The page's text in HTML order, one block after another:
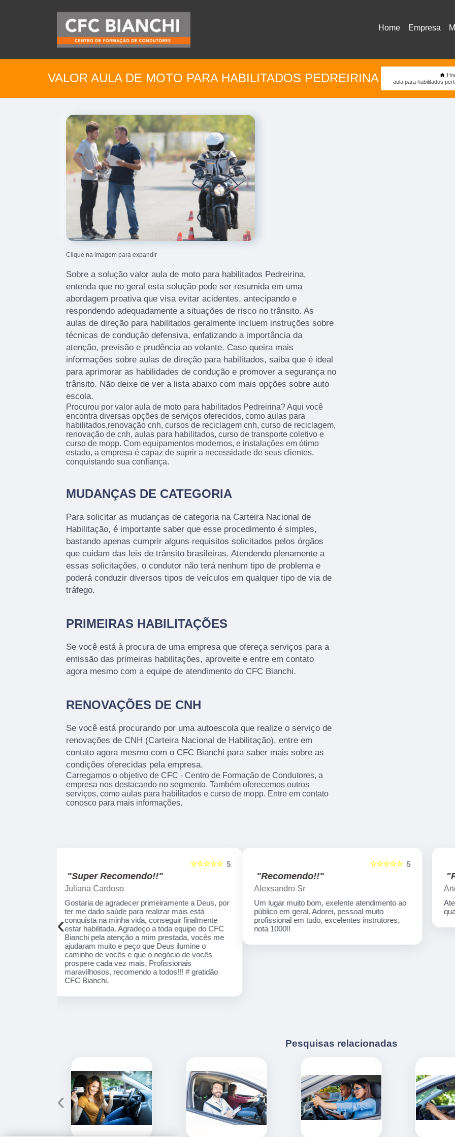
Home Empresa
VALOR AULA DE MOTO PARA HABILITADOS PEDREIRINA
aula para habilitados
Clique na imagem para expandir
Sobre a solução valor aula de moto para habilitados Pedreirina,
entenda que no geral esta solução pode ser resumida em uma
abordagem proativa que visa evitar acidentes, antecipando e
respondendo adequadamente a situações de risco no trânsito. As
aulas de direção para habilitados geralmente incluem instruções sobre
técnicas de condução defensiva, enfatizando a importância da
atenção, previsão e prudência ao volante. Caso queira mais
informações sobre aulas de direção para habilitados, saiba que é ideal
para aprimorar as habilidades de condução e promover a segurança no
trânsito. Não deixe de ver a lista abaixo com mais opções sobre auto
escola.
Procurou por valor aula de moto para habilitados Pedreirina? Aqui você
encontra diversas opções de serviços oferecidos, como aulas para
habilitados,renovação cnh, cursos de reciclagem cnh, curso de reciclagem,
renovação de cnh, aulas para habilitados, curso de transporte coletivo e
curso de mopp. Com equipamentos modernos, e instalações em ótimo
estado, a empresa é capaz de suprir a necessidade de seus clientes,
conquistando sua confiança.
MUDANÇAS DE CATEGORIA
Para solicitar as mudanças de categoria na Carteira Nacional de
Habilitação, é importante saber que esse procedimento é simples,
bastando apenas cumprir alguns requisitos solicitados pelos órgãos
que cuidam das leis de trânsito brasileiras. Atendendo plenamente a
essas solicitações, o condutor não terá nenhum tipo de problema e
poderá conduzir diversos tipos de veículos em qualquer tipo de via de
tráfego.
PRIMEIRAS HABILITAÇÕES
Se você está à procura de uma empresa que ofereça serviços para a
emissão das primeiras habilitações, aproveite e entre em contato
agora mesmo com a equipe de atendimento do CFC Bianchi.
RENOVAÇÕES DE CNH
Se você está procurando por uma autoescola que realize o serviço de
renovações de CNH (Carteira Nacional de Habilitação), entre em
contato agora mesmo com o CFC Bianchi para saber mais sobre as
condições oferecidas pela empresa.
Carregamos o objetivo de CFC - Centro de Formação de Condutores, a
empresa nos destacando no segmento. Também oferecemos outros
serviços, como aulas para habilitados e curso de mopp. Entre em contato
conosco para mais informações.
5
☆☆☆☆☆
"Recomendo!!"
Alexsandro Sr
Um lugar muito bom, exelente atendimento ao
público em geral. Adorei, pessoal muito
profissional em tudo, excelentes instrutores,
nota 1000!!
☆☆☆☆☆
"Recomendo!!"
Artecom informatica
Atendimento especial, professores
qualificados, serviços de qualidade.
‹
Pesquisas relacionadas
‹